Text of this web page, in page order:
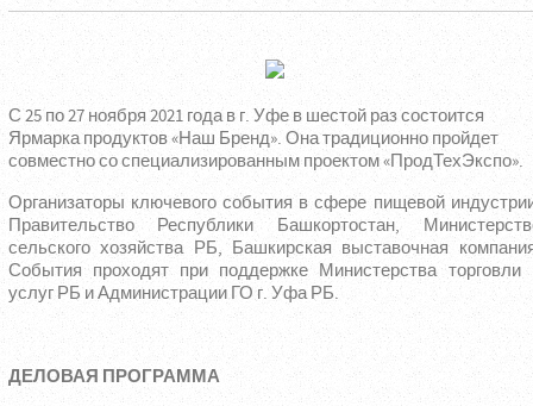
С 25 по 27 ноября 2021 года в г. Уфе в шестой раз состоится
Ярмарка продуктов «Наш Бренд». Она традиционно пройдет
совместно со специализированным проектом «ПродТехЭкспо».
Организаторы ключевого события в сфере пищевой
Правительство Республики Башкортостан,
сельского хозяйства РБ, Башкирская выставочная
События проходят при поддержке Министерства торговли
услуг РБ и Администрации ГО г. Уфа РБ.
ДЕЛОВАЯ ПРОГРАММА